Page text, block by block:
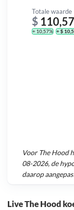
Live The Hood
Totale waarde
$ 110,57
+ 10,57% + $
Voor The Hood
08-2026, de
daarop